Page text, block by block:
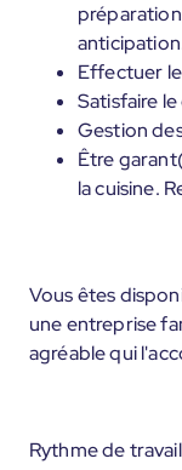
Effectuer
Satisfaire
Gestion
Être
la cuisine.
Vous êtes
une entreprise
agréable qui
Rythme de